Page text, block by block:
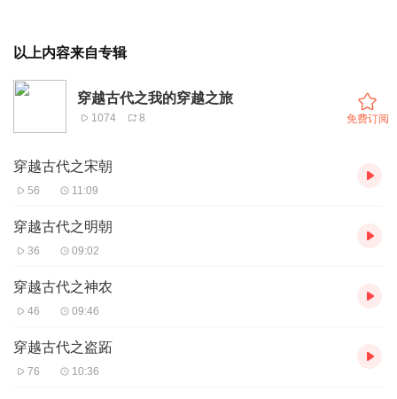
以上内容来自专辑
穿越古代之我的穿越之旅
1074 8 免费订阅
穿越古代之宋朝
56 11:09
穿越古代之明朝
36 09:02
穿越古代之神农
46 09:46
穿越古代之盗跖
76 10:36